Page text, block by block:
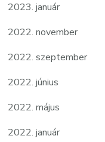
2023. január
2022. november
2022. szeptember
2022. június
2022. május
2022. január